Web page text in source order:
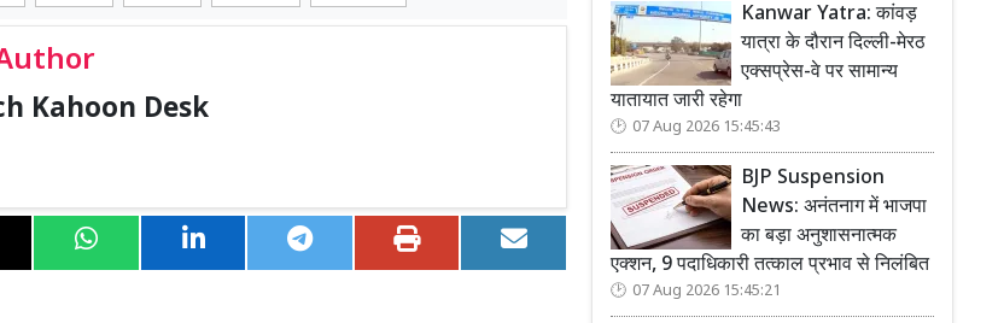
Kahoon Desk
Kanwar Yatra: कांवड़
यात्रा के दौरान दिल्ली-मेरठ
एक्सप्रेस-वे पर सामान्य
यातायात जारी रहेगा
07 Aug 2026 15:45:43
BJP Suspension
News: अनंतनाग में भाजपा
का बड़ा अनुशासनात्मक
एक्शन, 9 पदाधिकारी तत्काल प्रभाव से निलंबित
07 Aug 2026 15:45:21